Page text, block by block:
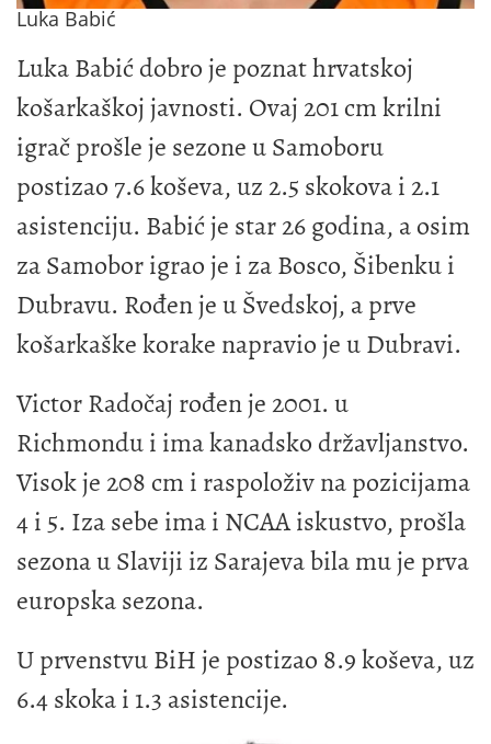
Luka Babić
Luka Babić dobro je poznat hrvatskoj
košarkaškoj javnosti. Ovaj 201 cm krilni
igrač prošle je sezone u Samoboru
postizao 7.6 koševa, uz 2.5 skokova i 2.1
asistenciju. Babić je star 26 godina, a osim
za Samobor igrao je i za Bosco, Šibenku i
Dubravu. Rođen je u Švedskoj, a prve
košarkaške korake napravio je u Dubravi.
Victor Radočaj rođen je 2001. u
Richmondu i ima kanadsko državljanstvo.
Visok je 208 cm i raspoloživ na pozicijama
4 i 5. Iza sebe ima i NCAA iskustvo, prošla
sezona u Slaviji iz Sarajeva bila mu je prva
europska sezona.
U prvenstvu BiH je postizao 8.9 koševa, uz
6.4 skoka i 1.3 asistencije.